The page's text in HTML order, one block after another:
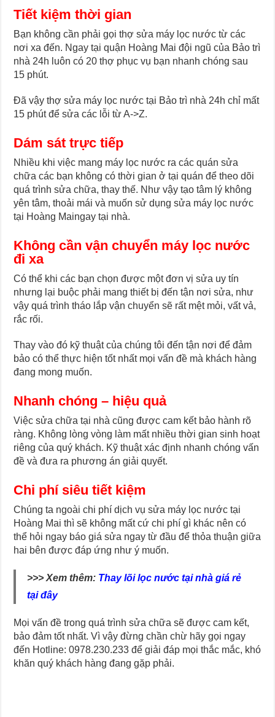
Tiết kiệm thời gian
Bạn không cần phải gọi thợ sửa máy lọc nước từ các
nơi xa đến. Ngay tại quận Hoàng Mai đội ngũ của Bảo trì
nhà 24h luôn có 20 thợ phục vụ bạn nhanh chóng sau
15 phút.
Đã vậy thợ sửa máy lọc nước tại Bảo trì nhà 24h chỉ mất
15 phút để sửa các lỗi từ A->Z.
Dám sát trực tiếp
Nhiều khi việc mang máy lọc nước ra các quán sửa
chữa các bạn không có thời gian ở tại quán để theo dõi
quá trình sửa chữa, thay thế. Như vậy tạo tâm lý không
yên tâm, thoải mái và muốn sử dụng sửa máy lọc nước
tại Hoàng Maingay tại nhà.
Không cần vận chuyển máy lọc nước
đi xa
Có thể khi các bạn chọn được một đơn vị sửa uy tín
nhưng lại buộc phải mang thiết bị đến tận nơi sửa, như
vậy quá trình tháo lắp vận chuyển sẽ rất mệt mỏi, vất vả,
rắc rối.
Thay vào đó kỹ thuật của chúng tôi đến tận nơi để đảm
bảo có thể thực hiện tốt nhất mọi vấn đề mà khách hàng
đang mong muốn.
Nhanh chóng – hiệu quả
Việc sửa chữa tại nhà cũng được cam kết bảo hành rõ
ràng. Không lòng vòng làm mất nhiều thời gian sinh hoạt
riêng của quý khách. Kỹ thuật xác định nhanh chóng vấn
đề và đưa ra phương án giải quyết.
Chi phí siêu tiết kiệm
Chúng ta ngoài chi phí dịch vụ sửa máy lọc nước tại
Hoàng Mai thì sẽ không mất cứ chi phí gì khác nên có
thể hỏi ngay báo giá sửa ngay từ đầu để thỏa thuận giữa
hai bên được đáp ứng như ý muốn.
>>> Xem thêm: Thay lõi lọc nước tại nhà giá rẻ
tại đây
Mọi vấn đề trong quá trình sửa chữa sẽ được cam kết,
bảo đảm tốt nhất. Vì vậy đừng chần chừ hãy gọi ngay
đến Hotline: 0978.230.233 để giải đáp mọi thắc mắc, khó
khăn quý khách hàng đang gặp phải.